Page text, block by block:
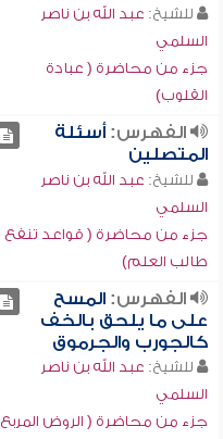
للشيخ: عبد الله بن ناصر
السلمي
جزء من محاضرة ( عبادة
القلوب)
الفهرس:أسئلة
المتصلين
للشيخ: عبد الله بن ناصر
السلمي
جزء من محاضرة ( قواعد تنفع
طالب العلم)
الفهرس:المسح
على ما يلحق بالخف
كالجورب والجرموق
للشيخ: عبد الله بن ناصر
السلمي
جزء من محاضرة ( الروض المربع